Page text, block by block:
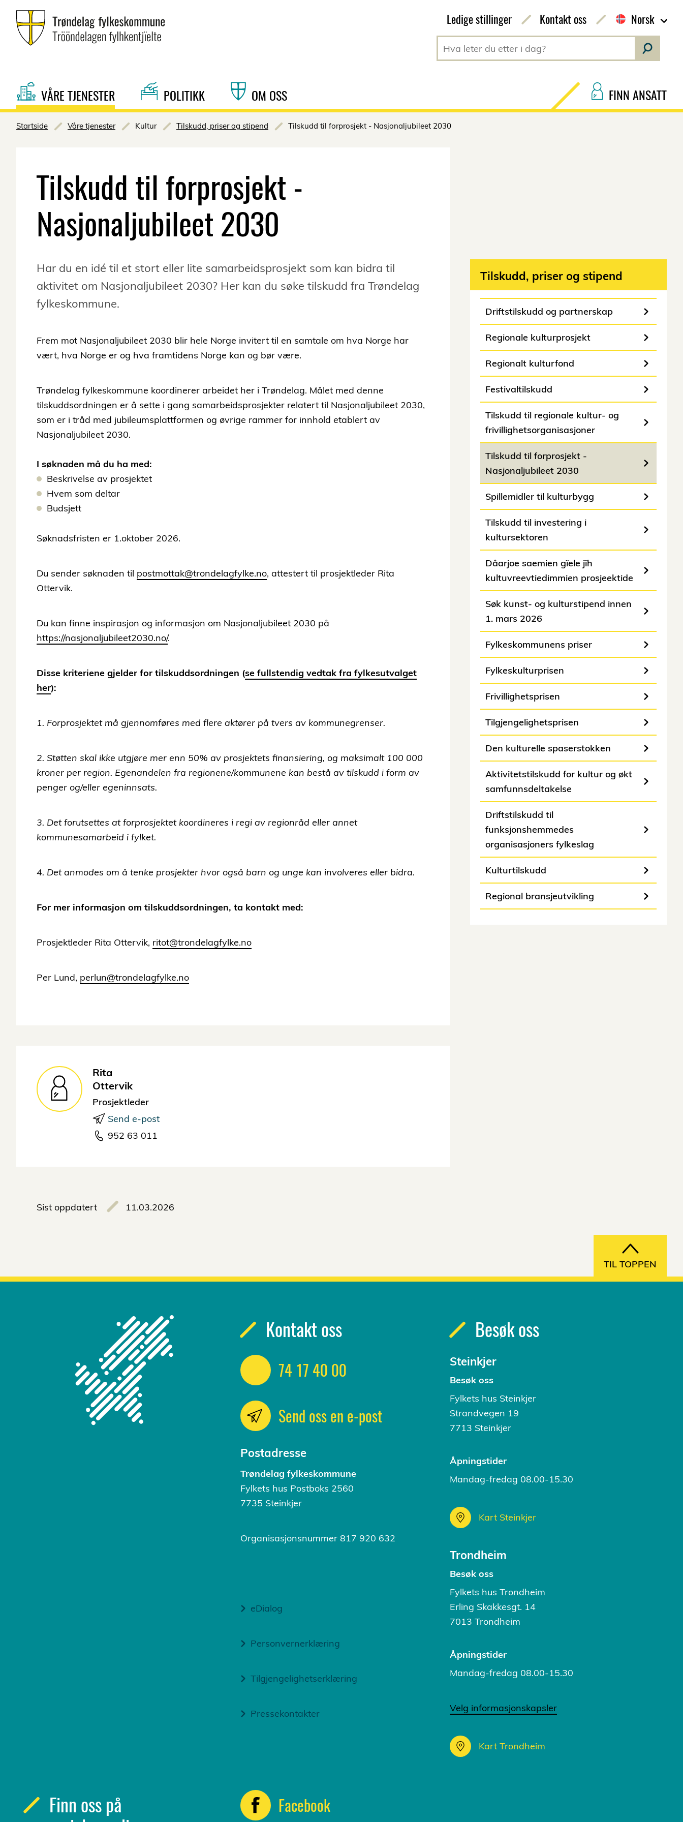
Ledige stillinger Kontakt oss Norsk
FINN ANSATT
VÅRE TJENESTER POLITIKK OM OSS
Startside Våre tjenester Kultur Tilskudd, priser og stipend Tilskudd til forprosjekt - Nasjonaljubileet 2030
Tilskudd til forprosjekt -
Nasjonaljubileet 2030
Har du en idé til et stort eller lite samarbeidsprosjekt som kan bidra til
aktivitet om Nasjonaljubileet 2030? Her kan du søke tilskudd fra Trøndelag
fylkeskommune.
Frem mot Nasjonaljubileet 2030 blir hele Norge invitert til en samtale om hva Norge har
vært, hva Norge er og hva framtidens Norge kan og bør være.
Trøndelag fylkeskommune koordinerer arbeidet her i Trøndelag. Målet med denne
tilskuddsordningen er å sette i gang samarbeidsprosjekter relatert til Nasjonaljubileet 2030,
som er i tråd med jubileumsplattformen og øvrige rammer for innhold etablert av
Nasjonaljubileet 2030.
I søknaden må du ha med:
Beskrivelse av prosjektet
Hvem som deltar
Budsjett
Søknadsfristen er 1.oktober 2026.
Du sender søknaden til postmottak@trondelagfylke.no, attestert til prosjektleder Rita
Ottervik.
Du kan finne inspirasjon og informasjon om Nasjonaljubileet 2030 på
https://nasjonaljubileet2030.no/.
Disse kriteriene gjelder for tilskuddsordningen (se fullstendig vedtak fra fylkesutvalget
her):
1. Forprosjektet må gjennomføres med flere aktører på tvers av kommunegrenser.
2. Støtten skal ikke utgjøre mer enn 50% av prosjektets finansiering, og maksimalt 100 000
kroner per region. Egenandelen fra regionene/kommunene kan bestå av tilskudd i form av
penger og/eller egeninnsats.
3. Det forutsettes at forprosjektet koordineres i regi av regionråd eller annet
kommunesamarbeid i fylket.
4. Det anmodes om å tenke prosjekter hvor også barn og unge kan involveres eller bidra.
For mer informasjon om tilskuddsordningen, ta kontakt med:
Prosjektleder Rita Ottervik, ritot@trondelagfylke.no
Per Lund, perlun@trondelagfylke.no
Rita
Ottervik
Prosjektleder
Send e-post
952 63 011
Tilskudd, priser og stipend
Driftstilskudd og partnerskap
Regionale kulturprosjekt
Regionalt kulturfond
Festivaltilskudd
Tilskudd til regionale kultur- og
frivillighetsorganisasjoner
Tilskudd til forprosjekt -
Nasjonaljubileet 2030
Spillemidler til kulturbygg
Tilskudd til investering i
kultursektoren
Dåarjoe saemien gïele jïh
kultuvreevtiedimmien prosjeektide
Søk kunst- og kulturstipend innen
1. mars 2026
Fylkeskommunens priser
Fylkeskulturprisen
Frivillighetsprisen
Tilgjengelighetsprisen
Den kulturelle spaserstokken
Aktivitetstilskudd for kultur og økt
samfunnsdeltakelse
Driftstilskudd til
funksjonshemmedes
organisasjoners fylkeslag
Kulturtilskudd
Regional bransjeutvikling
Sist oppdatert 11.03.2026
TIL TOPPEN
Kontakt oss
74 17 40 00
Send oss en e-post
Postadresse
Trøndelag fylkeskommune
Fylkets hus Postboks 2560
7735 Steinkjer
Organisasjonsnummer 817 920 632
eDialog
Personvernerklæring
Tilgjengelighetserklæring
Pressekontakter
Besøk oss
Steinkjer
Besøk oss
Fylkets hus Steinkjer
Strandvegen 19
7713 Steinkjer
Åpningstider
Mandag-fredag 08.00-15.30
Kart Steinkjer
Trondheim
Besøk oss
Fylkets hus Trondheim
Erling Skakkesgt. 14
7013 Trondheim
Åpningstider
Mandag-fredag 08.00-15.30
Velg informasjonskapsler
Kart Trondheim
Finn oss på
Facebook